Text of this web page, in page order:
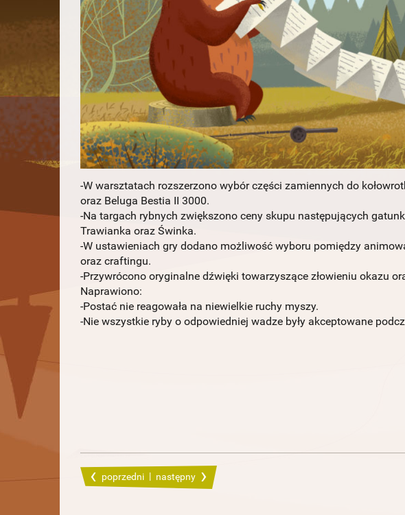
-W warsztatach rozszerzono wybór części zamiennych do
oraz Beluga Bestia II 3000.
-Na targach rybnych zwiększono ceny skupu następujących
Trawianka oraz Świnka.
-W ustawieniach gry dodano możliwość wyboru pomiędzy
oraz craftingu.
-Przywrócono oryginalne dźwięki towarzyszące złowieniu okazu
Naprawiono:
-Postać nie reagowała na niewielkie ruchy myszy.
-Nie wszystkie ryby o odpowiedniej wadze były akceptowane
poprzedni | następny